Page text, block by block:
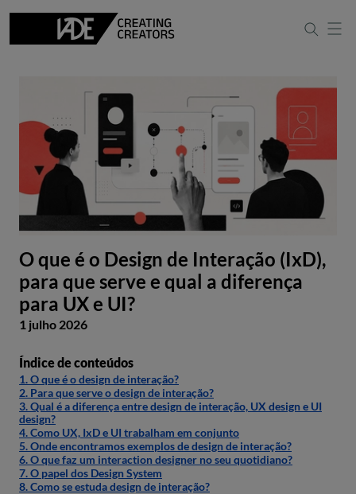
O que é o Design de Interação (IxD),
para que serve e qual a diferença
para UX e UI?
1 julho 2026
Índice de conteúdos
1. O que é o design de interação?
2. Para que serve o design de interação?
3. Qual é a diferença entre design de interação, UX design e UI
design?
4. Como UX, IxD e UI trabalham em conjunto
5. Onde encontramos exemplos de design de interação?
6. O que faz um interaction designer no seu quotidiano?
7. O papel dos Design System
8. Como se estuda design de interação?